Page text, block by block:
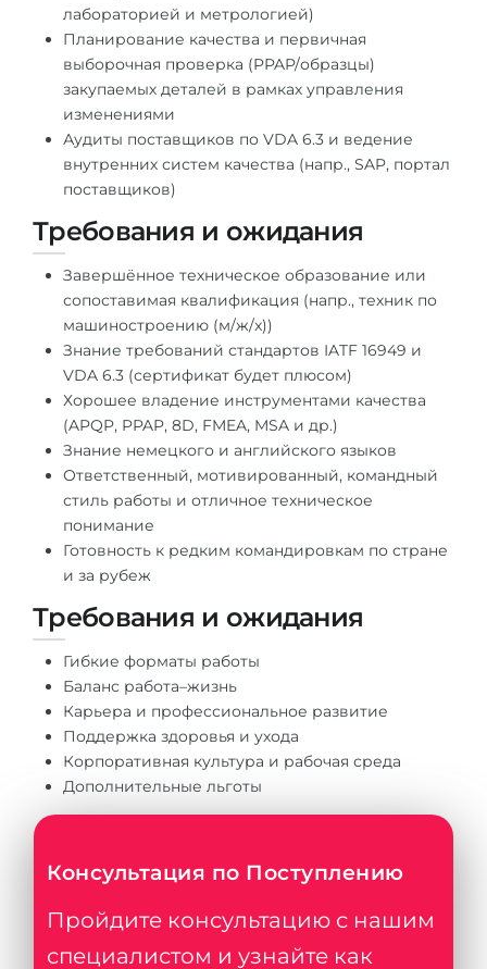
лабораторией и метрологией)
Планирование качества и первичная
выборочная проверка (PPAP/образцы)
закупаемых деталей в рамках управления
изменениями
Аудиты поставщиков по VDA 6.3 и ведение
внутренних систем качества (напр., SAP, портал
поставщиков)
Требования и ожидания
Завершённое техническое образование или
сопоставимая квалификация (напр., техник по
машиностроению (м/ж/x))
Знание требований стандартов IATF 16949 и
VDA 6.3 (сертификат будет плюсом)
Хорошее владение инструментами качества
(APQP, PPAP, 8D, FMEA, MSA и др.)
Знание немецкого и английского языков
Ответственный, мотивированный, командный
стиль работы и отличное техническое
понимание
Готовность к редким командировкам по стране
и за рубеж
Требования и ожидания
Гибкие форматы работы
Баланс работа–жизнь
Карьера и профессиональное развитие
Поддержка здоровья и ухода
Корпоративная культура и рабочая среда
Дополнительные льготы
Консультация по Поступлению
Пройдите консультацию с нашим
специалистом и узнайте как